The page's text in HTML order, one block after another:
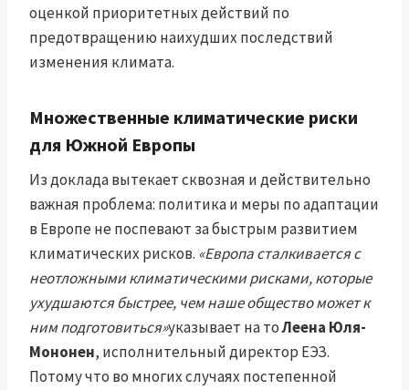
оценкой приоритетных действий по
предотвращению наихудших последствий
изменения климата.
Множественные климатические риски
для Южной Европы
Из доклада вытекает сквозная и действительно
важная проблема: политика и меры по адаптации
в Европе не поспевают за быстрым развитием
климатических рисков. «Европа сталкивается с
неотложными климатическими рисками, которые
ухудшаются быстрее, чем наше общество может к
ним подготовиться»указывает на тоЛеена Юля-
Мононен, исполнительный директор ЕЭЗ.
Потому что во многих случаях постепенной